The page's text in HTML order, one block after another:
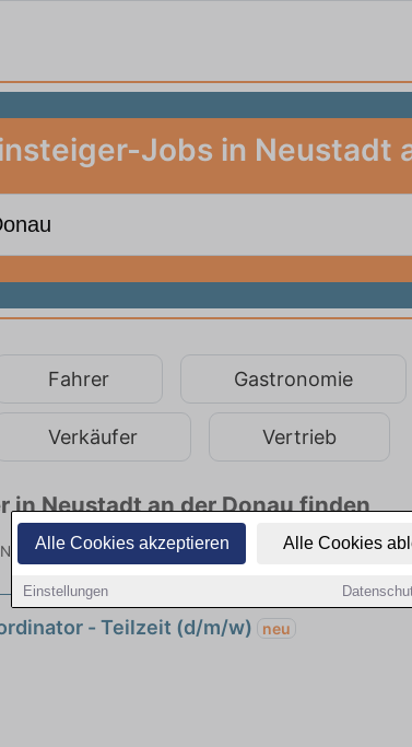
Alle Cookies akzeptieren Alle Cookies
Einstellungen
Jobs in Neustadt
Fahrer Gastronomie
Verkäufer Vertrieb
in Neustadt an der Donau finden
in viele Branchen. Jetzt bewerben!
- Teilzeit (d/m/w) neu